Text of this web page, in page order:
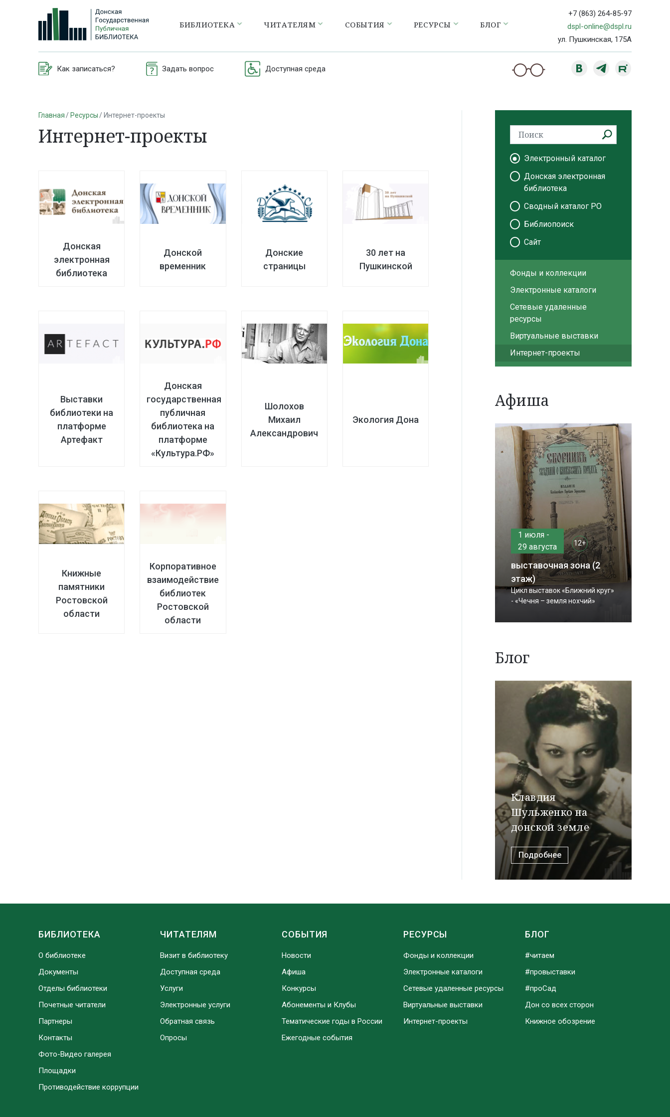
БИБЛИОТЕКА ЧИТАТЕЛЯМ СОБЫТИЯ РЕСУРСЫ БЛОГ
+7 (863) 264-85-97
dspl-online@dspl.ru
ул. Пушкинская, 175А
Как записаться? Задать вопрос Доступная среда
Главная Ресурсы Интернет-проекты
Интернет-проекты
Донская
электронная
библиотека
Донской
временник
Донские
страницы
30 лет на
Пушкинской
Выставки
библиотеки на
платформе
Артефакт
Донская
государственная
публичная
библиотека на
платформе
«Культура.РФ»
Шолохов
Михаил
Александрович
Экология Дона
Книжные
памятники
Ростовской
области
Корпоративное
взаимодействие
библиотек
Ростовской
области
Электронный каталог
Донская электронная
библиотека
Сводный каталог РО
Библиопоиск
Сайт
Фонды и коллекции
Электронные каталоги
Сетевые удаленные
ресурсы
Виртуальные выставки
Интернет-проекты
Афиша
1 июля -
29 августа
12+
выставочная зона (2
этаж)
Цикл выставок «Ближний круг»
- «Чечня – земля нохчий»
Блог
Клавдия
Шульженко на
донской земле
Подробнее
БИБЛИОТЕКА
О библиотеке
Документы
Отделы библиотеки
Почетные читатели
Партнеры
Контакты
Фото-Видео галерея
Площадки
Противодействие коррупции
ЧИТАТЕЛЯМ
Визит в библиотеку
Доступная среда
Услуги
Электронные услуги
Обратная связь
Опросы
СОБЫТИЯ
Новости
Афиша
Конкурсы
Абонементы и Клубы
Тематические годы в России
Ежегодные события
РЕСУРСЫ
Фонды и коллекции
Электронные каталоги
Сетевые удаленные ресурсы
Виртуальные выставки
Интернет-проекты
БЛОГ
#читаем
#провыставки
#проСад
Дон со всех сторон
Книжное обозрение